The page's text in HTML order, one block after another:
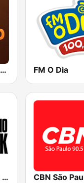
Hunter.FM - Sertanejo FM O Dia
89 FM - A Rádio Rock CBN São